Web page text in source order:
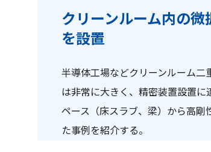
クリーンルーム内の
を設置
半導体工場などクリーンルーム二
は非常に大きく、精密装置設置に
ペース（床スラブ、梁）から高剛
た事例を紹介する。